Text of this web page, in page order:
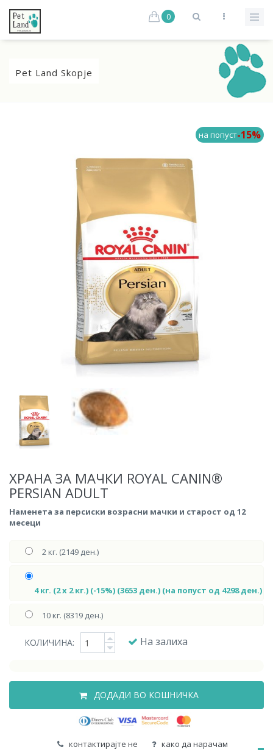
0
Pet Land Skopje
на попуст-15%
ХРАНА ЗА МАЧКИ ROYAL CANIN®
PERSIAN ADULT
Наменета за персиски возрасни мачки и старост од 12
месеци
2 кг. (2149 ден.)
4 кг. (2 х 2 кг.) (-15%) (3653 ден.) (на попуст од 4298 ден.)
10 кг. (8319 ден.)
КОЛИЧИНА: На залиха
ДОДАДИ ВО КОШНИЧКА
контактирајте не како да нарачам